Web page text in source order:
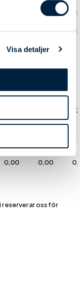
Visa detaljer
0,00
0,00 0,00
0,00 0,00
reserverar oss för